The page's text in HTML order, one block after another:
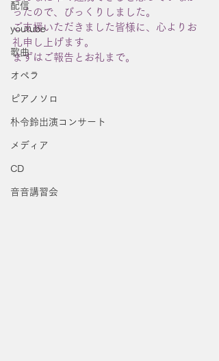
配信
youtube
歌曲
オペラ
ピアノソロ
朴令鈴出演コンサート
メディア
CD
音音講習会
ったので、びっくりしました。
ご支援いただきました皆様に、心よりお
礼申し上げます。
まずはご報告とお礼まで。